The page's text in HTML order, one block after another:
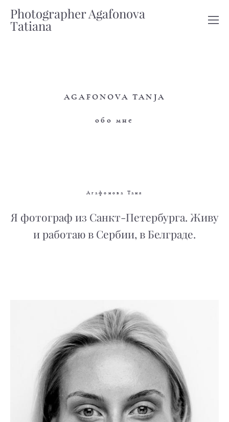
Photographer Agafonova
Tatiana
AGAFONOVA TANJA
обо мне
Агафонова Таня
Я фотограф из Санкт-Петербурга. Живу
и работаю в Сербии, в Белграде.